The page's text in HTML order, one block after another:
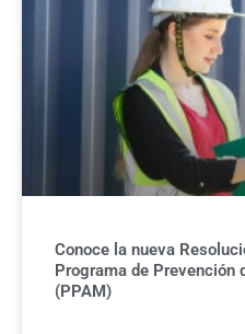
Conoce la nueva
Programa de Prevención
(PPAM)